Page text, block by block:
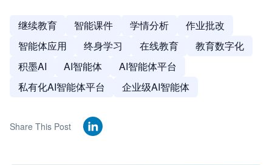
继续教育 智能课件 学情分析
作业批改
智能体应用
终身学习 在线教育
教育数字化
积墨AI
AI智能体
AI智能体平台
私有化AI智能体平台
企业级AI智能体
Share This Post